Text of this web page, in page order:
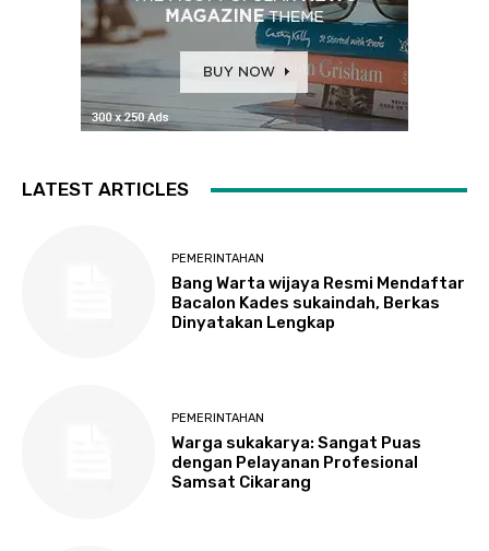
LATEST ARTICLES
PEMERINTAHAN
Bang Warta wijaya Resmi Mendaftar
Bacalon Kades sukaindah, Berkas
Dinyatakan Lengkap
PEMERINTAHAN
Warga sukakarya: Sangat Puas
dengan Pelayanan Profesional
Samsat Cikarang